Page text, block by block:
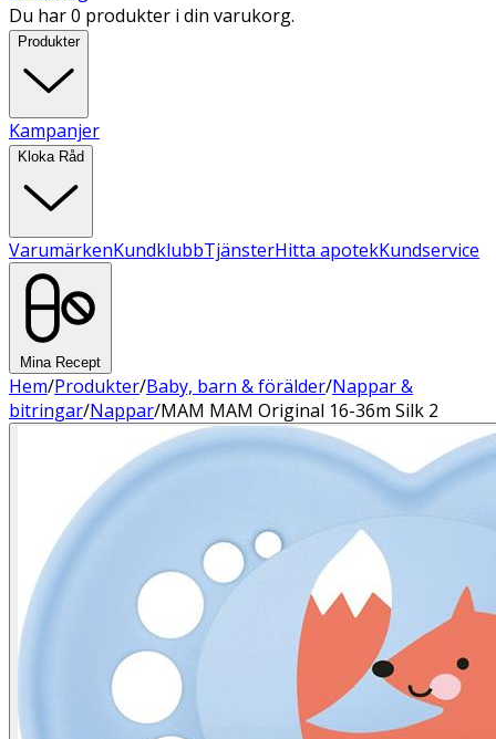
Du har 0 produkter i din varukorg.
Produkter
Kampanjer
Kloka Råd
VarumärkenKundklubbTjänsterHitta apotekKundservice
Mina Recept
Hem/Produkter/Baby, barn & förälder/Nappar &
bitringar/Nappar/MAM MAM Original 16-36m Silk 2